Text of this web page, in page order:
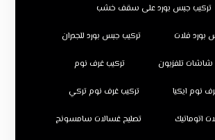
تركيب جبس بورد على سقف خشب
بورد فلات تركيب جبس بورد للجدران
شاشات تلفزيون تركيب غرف نوم
نوم ايكيا تركيب غرف نوم تركي
اتوماتيك تصليح غسالات سامسونج